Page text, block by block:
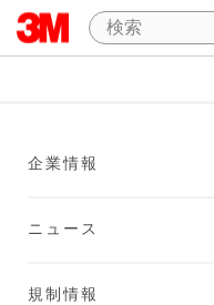
企業情報
ニュース
規制情報